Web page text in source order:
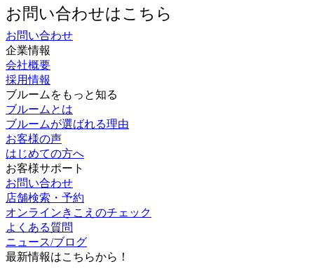
お問い合わせ
企業情報
会社概要
採用情報
ブルームをもっと知る
ブルームとは
ブルームが選ばれる理由
お客様の声
はじめての方へ
お客様サポート
お問い合わせ
店舗検索・予約
オンラインきこえのチェック
よくある質問
ニュース/ブログ
最新情報はこちらから！